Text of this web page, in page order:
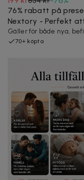
76% rabatt på
Nextory - Perfekt
Gäller för både nya,
70+ köpta